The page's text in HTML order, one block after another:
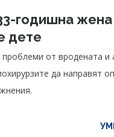
годишна жена
дете
от вродената и
да направят